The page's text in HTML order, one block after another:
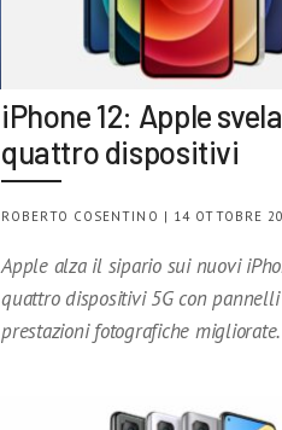
iPhone 12: Apple svela
quattro dispositivi
ROBERTO COSENTINO | 14 OTTOBRE
Apple alza il sipario sui nuovi
quattro dispositivi 5G con
prestazioni fotografiche migliorate.